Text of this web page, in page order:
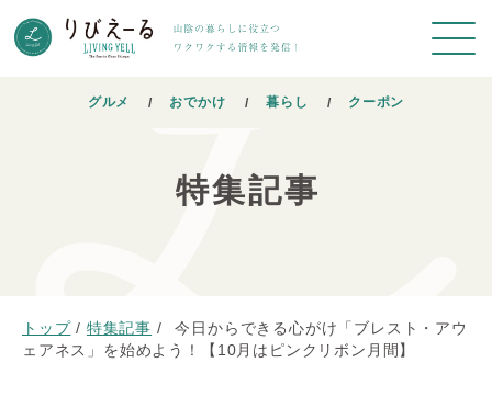
グルメ おでかけ 暮らし クーポン
特集記事
トップ / 特集記事 /
今日からできる心がけ「ブレスト・アウ
ェアネス」を始めよう！【10月はピンクリボン月間】